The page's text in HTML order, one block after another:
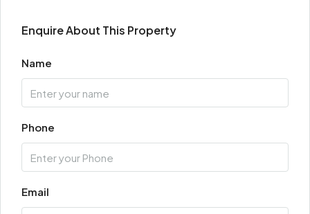
Enquire About This Property
Name
Phone
Email